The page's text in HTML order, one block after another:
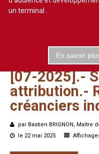
Commentaires
Sommaires
Chroniques
Etudes de texte
Réponses
Conclusions et
[07-2025].-
attribution.-
créanciers
par Bastien BRIGNON, Maître
le 22 mai 2025
un terminal
En savoir